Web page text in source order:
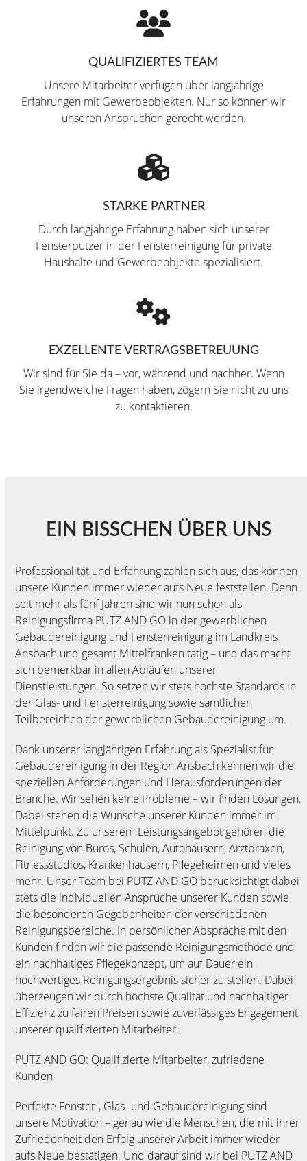
QUALIFIZIERTES TEAM
Unsere Mitarbeiter verfügen über langjährige
Erfahrungen mit Gewerbeobjekten. Nur so können wir
unseren Ansprüchen gerecht werden.
STARKE PARTNER
Durch langjährige Erfahrung haben sich unserer
Fensterputzer in der Fensterreinigung für private
Haushalte und Gewerbeobjekte spezialisiert.
EXZELLENTE VERTRAGSBETREUUNG
Wir sind für Sie da – vor, während und nachher. Wenn
Sie irgendwelche Fragen haben, zögern Sie nicht zu uns
zu kontaktieren.
EIN BISSCHEN ÜBER UNS
Professionalität und Erfahrung zahlen sich aus, das können
unsere Kunden immer wieder aufs Neue feststellen. Denn
seit mehr als fünf Jahren sind wir nun schon als
Reinigungsfirma PUTZ AND GO in der gewerblichen
Gebäudereinigung und Fensterreinigung im Landkreis
Ansbach und gesamt Mittelfranken tätig – und das macht
sich bemerkbar in allen Abläufen unserer
Dienstleistungen. So setzen wir stets höchste Standards in
der Glas- und Fensterreinigung sowie sämtlichen
Teilbereichen der gewerblichen Gebäudereinigung um.
Dank unserer langjährigen Erfahrung als Spezialist für
Gebäudereinigung in der Region Ansbach kennen wir die
speziellen Anforderungen und Herausforderungen der
Branche. Wir sehen keine Probleme – wir finden Lösungen.
Dabei stehen die Wünsche unserer Kunden immer im
Mittelpunkt. Zu unserem Leistungsangebot gehören die
Reinigung von Büros, Schulen, Autohäusern, Arztpraxen,
Fitnessstudios, Krankenhäusern, Pflegeheimen und vieles
mehr. Unser Team bei PUTZ AND GO berücksichtigt dabei
stets die individuellen Ansprüche unserer Kunden sowie
die besonderen Gegebenheiten der verschiedenen
Reinigungsbereiche. In persönlicher Absprache mit den
Kunden finden wir die passende Reinigungsmethode und
ein nachhaltiges Pflegekonzept, um auf Dauer ein
hochwertiges Reinigungsergebnis sicher zu stellen. Dabei
überzeugen wir durch höchste Qualität und nachhaltiger
Effizienz zu fairen Preisen sowie zuverlässiges Engagement
unserer qualifizierten Mitarbeiter.
PUTZ AND GO: Qualifizierte Mitarbeiter, zufriedene
Kunden
Perfekte Fenster-, Glas- und Gebäudereinigung sind
unsere Motivation – genau wie die Menschen, die mit ihrer
Zufriedenheit den Erfolg unserer Arbeit immer wieder
aufs Neue bestätigen. Und darauf sind wir bei PUTZ AND